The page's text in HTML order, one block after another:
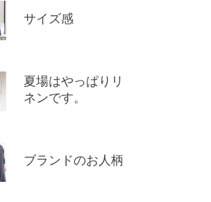
サイズ感
夏場はやっぱりリ
ネンです。
ブランドのお人柄